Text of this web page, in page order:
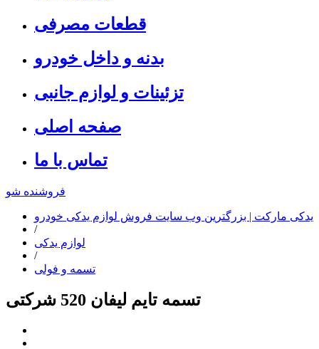
قطعات مصرفی
بدنه و داخل خودرو
تزئینات و لوازم جانبی
صفحه اصلی
تماس با ما
فروشنده شو
یدکی مارکت | بزرگترین وب سایت فروش لوازم یدکی خودرو
/
لوازم یدکی
/
تسمه و فولی
تسمه تایم لیفان 520 شرکتی